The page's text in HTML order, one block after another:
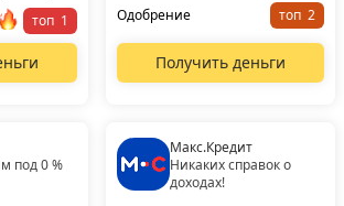
топ
Одобрение
топ
Получить деньги
под 0 %
Макс.Кредит
Никаких справок о
доходах!